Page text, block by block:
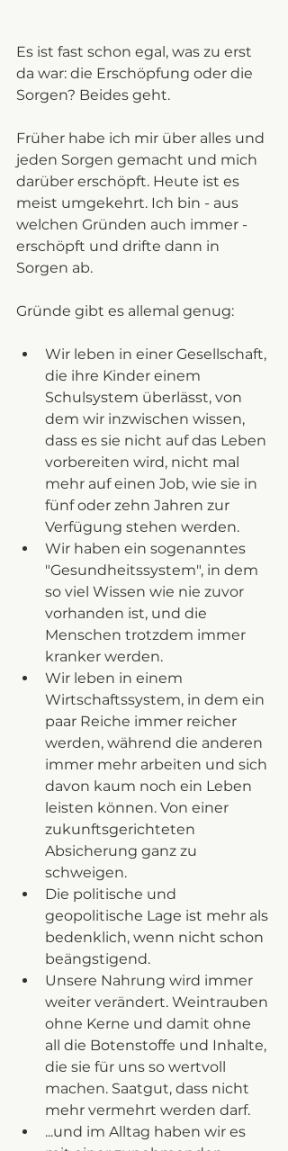
Es ist fast schon egal, was zu erst
da war: die Erschöpfung oder die
Sorgen? Beides geht.
Früher habe ich mir über alles und
jeden Sorgen gemacht und mich
darüber erschöpft. Heute ist es
meist umgekehrt. Ich bin - aus
welchen Gründen auch immer -
erschöpft und drifte dann in
Sorgen ab.
Gründe gibt es allemal genug:
Wir leben in einer Gesellschaft,
die ihre Kinder einem
Schulsystem überlässt, von
dem wir inzwischen wissen,
dass es sie nicht auf das Leben
vorbereiten wird, nicht mal
mehr auf einen Job, wie sie in
fünf oder zehn Jahren zur
Verfügung stehen werden.
Wir haben ein sogenanntes
"Gesundheitssystem", in dem
so viel Wissen wie nie zuvor
vorhanden ist, und die
Menschen trotzdem immer
kranker werden.
Wir leben in einem
Wirtschaftssystem, in dem ein
paar Reiche immer reicher
werden, während die anderen
immer mehr arbeiten und sich
davon kaum noch ein Leben
leisten können. Von einer
zukunftsgerichteten
Absicherung ganz zu
schweigen.
Die politische und
geopolitische Lage ist mehr als
bedenklich, wenn nicht schon
beängstigend.
Unsere Nahrung wird immer
weiter verändert. Weintrauben
ohne Kerne und damit ohne
all die Botenstoffe und Inhalte,
die sie für uns so wertvoll
machen. Saatgut, dass nicht
mehr vermehrt werden darf.
...und im Alltag haben wir es